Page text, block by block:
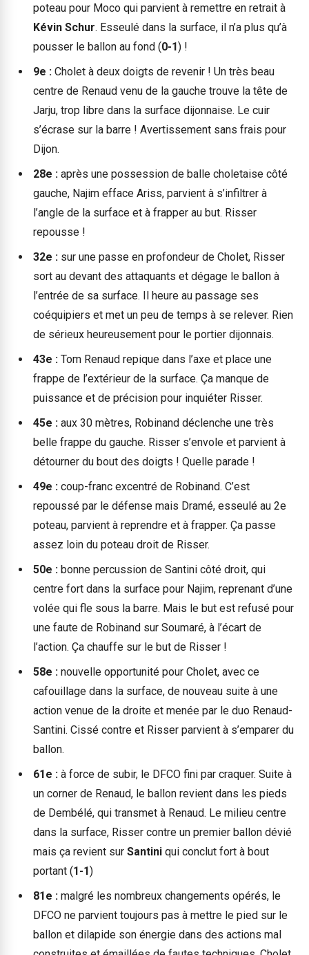
poteau pour Moco qui parvient à remettre en retrait à
Kévin Schur. Esseulé dans la surface, il n’a plus qu’à
pousser le ballon au fond (0-1) !
9e : Cholet à deux doigts de revenir ! Un très beau
centre de Renaud venu de la gauche trouve la tête de
Jarju, trop libre dans la surface dijonnaise. Le cuir
s’écrase sur la barre ! Avertissement sans frais pour
Dijon.
28e : après une possession de balle choletaise côté
gauche, Najim efface Ariss, parvient à s’infiltrer à
l’angle de la surface et à frapper au but. Risser
repousse !
32e : sur une passe en profondeur de Cholet, Risser
sort au devant des attaquants et dégage le ballon à
l’entrée de sa surface. Il heure au passage ses
coéquipiers et met un peu de temps à se relever. Rien
de sérieux heureusement pour le portier dijonnais.
43e : Tom Renaud repique dans l’axe et place une
frappe de l’extérieur de la surface. Ça manque de
puissance et de précision pour inquiéter Risser.
45e : aux 30 mètres, Robinand déclenche une très
belle frappe du gauche. Risser s’envole et parvient à
détourner du bout des doigts ! Quelle parade !
49e : coup-franc excentré de Robinand. C’est
repoussé par le défense mais Dramé, esseulé au 2e
poteau, parvient à reprendre et à frapper. Ça passe
assez loin du poteau droit de Risser.
50e : bonne percussion de Santini côté droit, qui
centre fort dans la surface pour Najim, reprenant d’une
volée qui fle sous la barre. Mais le but est refusé pour
une faute de Robinand sur Soumaré, à l’écart de
l’action. Ça chauffe sur le but de Risser !
58e : nouvelle opportunité pour Cholet, avec ce
cafouillage dans la surface, de nouveau suite à une
action venue de la droite et menée par le duo Renaud-
Santini. Cissé contre et Risser parvient à s’emparer du
ballon.
61e : à force de subir, le DFCO fini par craquer. Suite à
un corner de Renaud, le ballon revient dans les pieds
de Dembélé, qui transmet à Renaud. Le milieu centre
dans la surface, Risser contre un premier ballon dévié
mais ça revient sur Santini qui conclut fort à bout
portant (1-1)
81e : malgré les nombreux changements opérés, le
DFCO ne parvient toujours pas à mettre le pied sur le
ballon et dilapide son énergie dans des actions mal